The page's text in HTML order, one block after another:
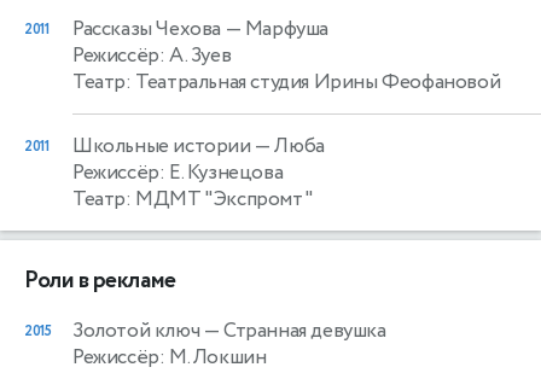
2011 Рассказы Чехова — Марфуша
Режиссёр: А. Зуев
Театр: Театральная студия Ирины Феофановой
2011 Школьные истории — Люба
Режиссёр: Е. Кузнецова
Театр: МДМТ "Экспромт"
Роли в рекламе
2015 Золотой ключ — Странная девушка
Режиссёр: М. Локшин